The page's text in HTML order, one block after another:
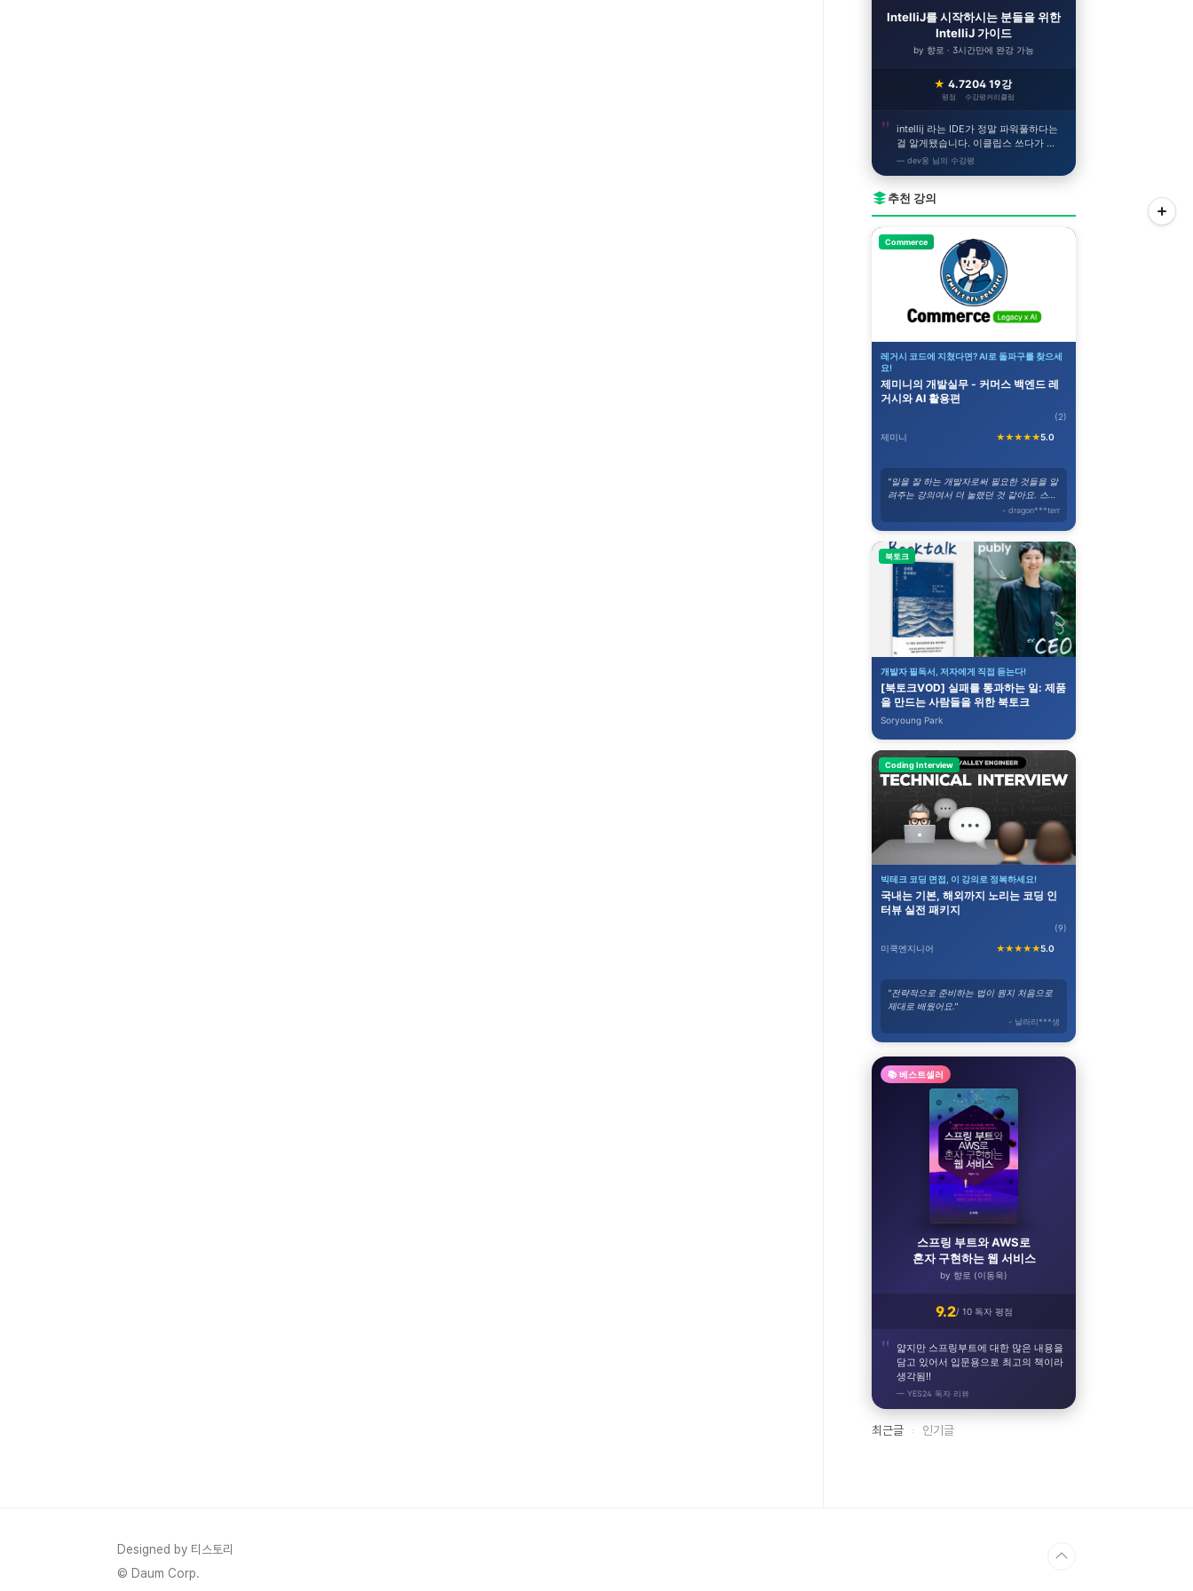
IntelliJ를 시작하시는 분들을 위한
IntelliJ 가이드
by 향로 · 3시간만에 완강 가능
★ 4.7
평점
204
수강평
19강
커리큘럼
intellij 라는 IDE가 정말 파워풀하다는
걸 알게됐습니다. 이클립스 쓰다가 이
거 쓰니까 얼른 개발하고싶어지네요!
— dev웅 님의 수강평
추천 강의
Commerce
레거시 코드에 지쳤다면? AI로 돌파구를 찾으세
요!
제미니의 개발실무 - 커머스 백엔드 레
거시와 AI 활용편
제미니 ★★★★★5.0
(2)
"일을 잘 하는 개발자로써 필요한 것들을 알
려주는 강의여서 더 놀랬던 것 같아요. 스스
로 생각하도록 유도하는 말이 자주 나와요."
- dragon***terr
북토크
개발자 필독서, 저자에게 직접 듣는다!
[북토크VOD] 실패를 통과하는 일: 제품
을 만드는 사람들을 위한 북토크
Soryoung Park
Coding Interview
빅테크 코딩 면접, 이 강의로 정복하세요!
국내는 기본, 해외까지 노리는 코딩 인
터뷰 실전 패키지
미쿡엔지니어 ★★★★★5.0
(9)
"전략적으로 준비하는 법이 뭔지 처음으로
제대로 배웠어요."
- 날라리***생
📚 베스트셀러
스프링 부트와 AWS로
혼자 구현하는 웹 서비스
by 향로 (이동욱)
9.2/ 10 독자 평점
얇지만 스프링부트에 대한 많은 내용을
담고 있어서 입문용으로 최고의 책이라
생각됨!!
— YES24 독자 리뷰
최근글 인기글
Designed by 티스토리
© Daum Corp.